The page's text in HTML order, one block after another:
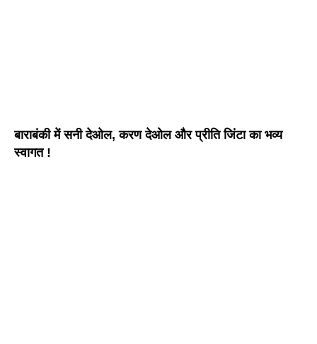
बाराबंकी में सनी देओल, करण देओल और प्रीति जिंटा का भव्य
स्वागत !